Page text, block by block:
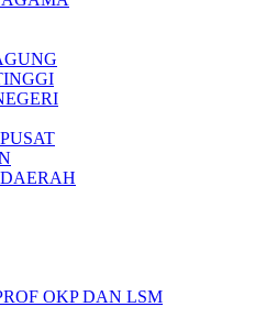
OKP DAN LSM